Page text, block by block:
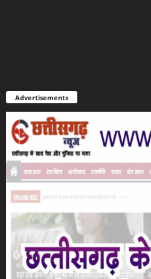
Advertisements